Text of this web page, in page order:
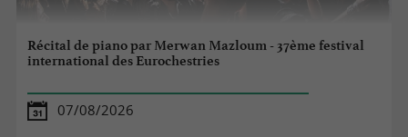
Récital de piano par Merwan Mazloum - 37ème festival
international des Eurochestries
07/08/2026